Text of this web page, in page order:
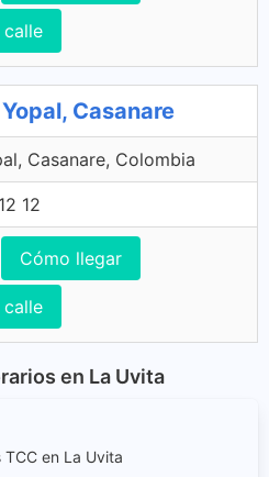
Casanare
Casanare, Colombia
12
Cómo llegar
en La Uvita
en La Uvita